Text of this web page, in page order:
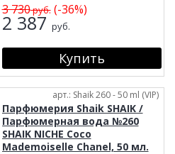
3 730руб.(-36%)
2 387 руб.
арт.: Shaik 260 - 50 ml (VIP)
Парфюмерия Shaik SHAIK /
Парфюмерная вода №260
SHAIK NICHE Coco
Mademoiselle Chanel, 50 мл.